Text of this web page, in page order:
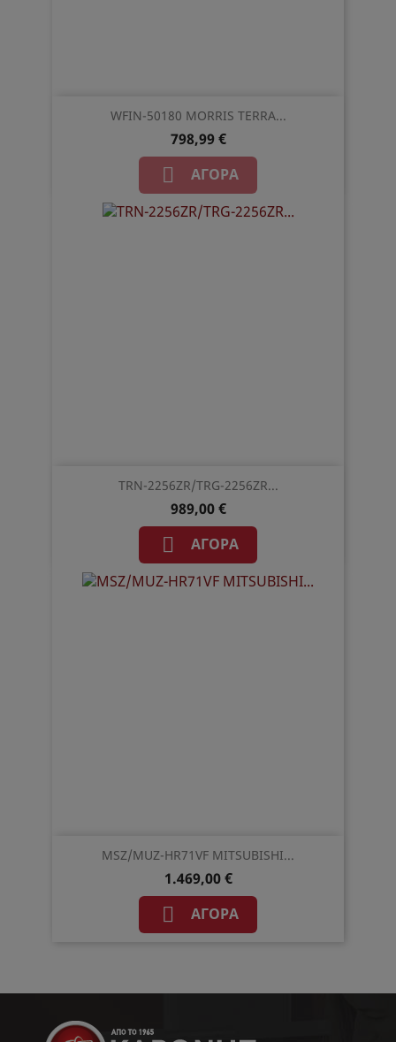
WFIN-50180 MORRIS TERRA...
798,99 €
 ΑΓΟΡΆ
TRN-2256ZR/TRG-2256ZR...
989,00 €
 ΑΓΟΡΆ
MSZ/MUZ-HR71VF MITSUBISHI...
1.469,00 €
 ΑΓΟΡΆ